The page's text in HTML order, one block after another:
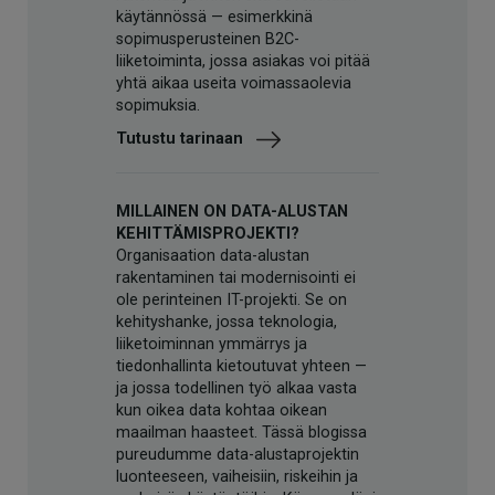
käytännössä — esimerkkinä
sopimusperusteinen B2C-
liiketoiminta, jossa asiakas voi pitää
yhtä aikaa useita voimassaolevia
sopimuksia.
Tutustu tarinaan
MILLAINEN ON DATA-ALUSTAN
KEHITTÄMISPROJEKTI?
Organisaation data-alustan
rakentaminen tai modernisointi ei
ole perinteinen IT-projekti. Se on
kehityshanke, jossa teknologia,
liiketoiminnan ymmärrys ja
tiedonhallinta kietoutuvat yhteen —
ja jossa todellinen työ alkaa vasta
kun oikea data kohtaa oikean
maailman haasteet. Tässä blogissa
pureudumme data-alustaprojektin
luonteeseen, vaiheisiin, riskeihin ja